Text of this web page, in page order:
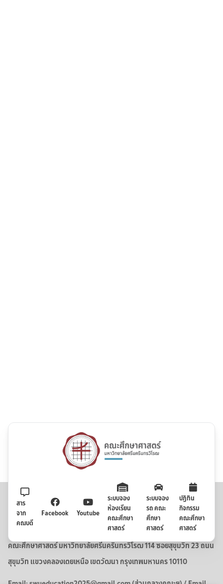
สาร
จาก
คณบดี
Facebook Youtube
ระบบจอง
ห้องเรียน
คณะศึกษา
ศาสตร์
ระบบจอง
รถ คณะ
ศึกษา
ศาสตร์
ปฏิทิน
กิจกรรม
คณะศึกษา
ศาสตร์
คณะศึกษาศาสตร์ มหาวิทยาลัยศรีนครินทรวิโรฒ114 ซอยสุขุมวิท 23 ถนน
สุขุมวิท แขวงคลองเตยเหนือ เขตวัฒนา กรุงเทพมหานคร 10110